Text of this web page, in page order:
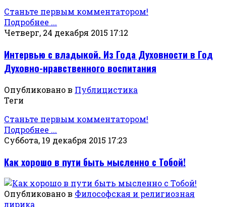
Станьте первым комментатором!
Подробнее ...
Четверг, 24 декабря 2015 17:12
Интервью с владыкой. Из Года Духовности в Год
Духовно-нравственного воспитания
Опубликовано в Публицистика
Теги
Станьте первым комментатором!
Подробнее ...
Суббота, 19 декабря 2015 17:23
Как хорошо в пути быть мысленно с Тобой!
Опубликовано в Философская и религиозная
лирика